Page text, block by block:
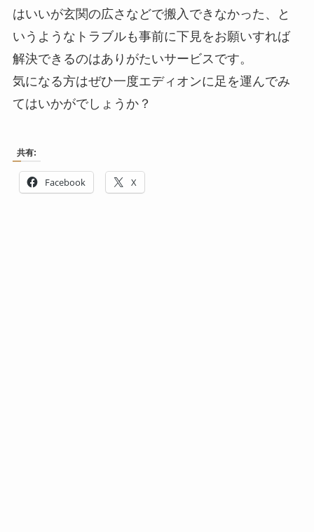
はいいが玄関の広さなどで搬入できなかった、と
いうようなトラブルも事前に下見をお願いすれば
解決できるのはありがたいサービスです。
気になる方はぜひ一度エディオンに足を運んでみ
てはいかがでしょうか？
共有:
Facebook X